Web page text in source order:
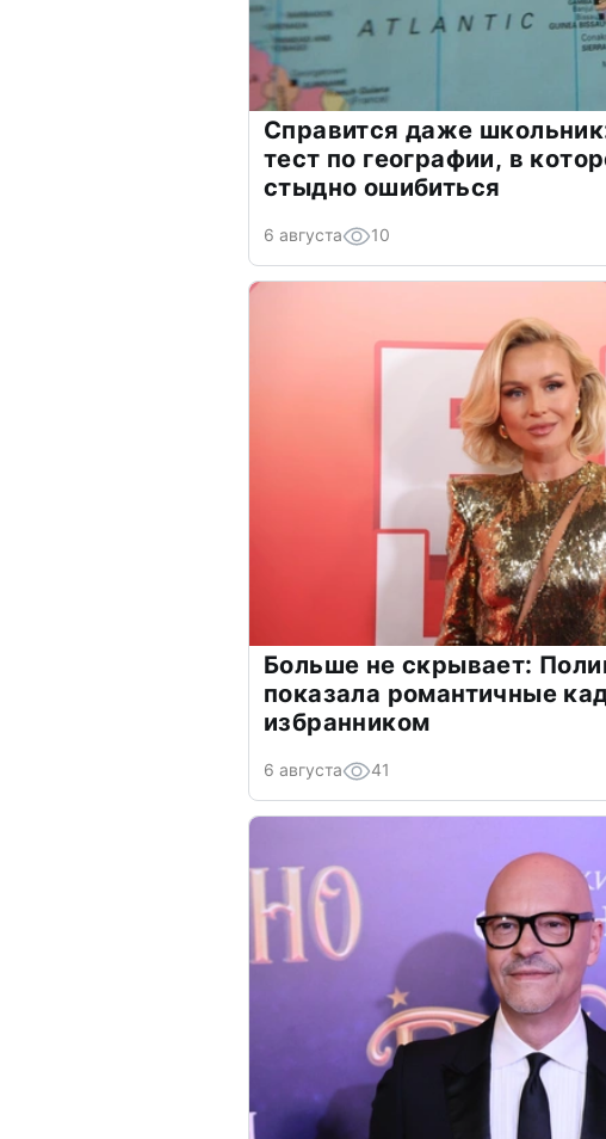
Справится даже
тест по географии, в
стыдно ошибиться
6 августа 10
Больше не скрывает:
показала романтичные
избранником
6 августа 41